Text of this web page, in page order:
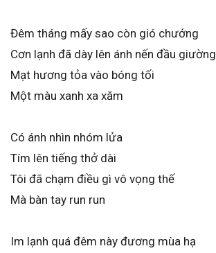
Đêm tháng mấy sao còn gió chướng
Cơn lạnh đã dày lên ánh nến đầu giường
Mạt hương tỏa vào bóng tối
Một màu xanh xa xăm
Có ánh nhìn nhóm lửa
Tím lên tiếng thở dài
Tôi đã chạm điều gì vô vọng thế
Mà bàn tay run run
Im lạnh quá đêm này đương mùa hạ